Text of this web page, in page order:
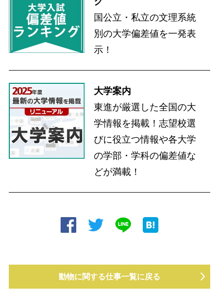
国公立・私立の文理系統
別の大学偏差値を一発表
示！
大学案内
東進が厳選した全国の大
学情報を掲載！志望校選
びに役立つ情報や各大学
の学部・学科の偏差値な
どが満載！
動物に関する仕事一覧に戻る